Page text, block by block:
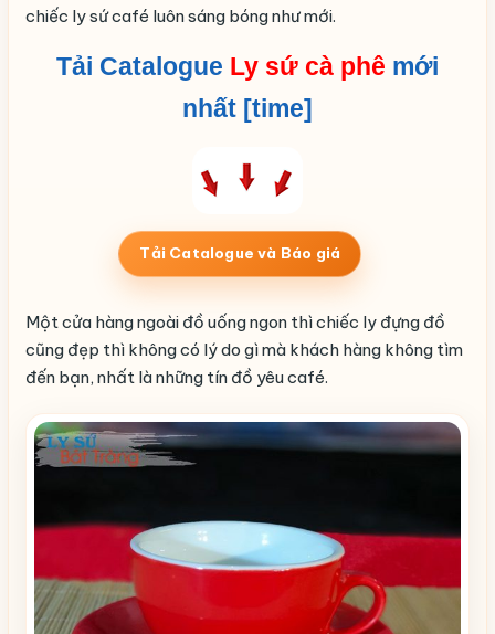
chiếc ly sứ café luôn sáng bóng như mới.
Tải Catalogue Ly sứ cà phê mới
nhất [time]
Tải Catalogue và Báo giá
Một cửa hàng ngoài đồ uống ngon thì chiếc ly đựng đồ
cũng đẹp thì không có lý do gì mà khách hàng không tìm
đến bạn, nhất là những tín đồ yêu café.